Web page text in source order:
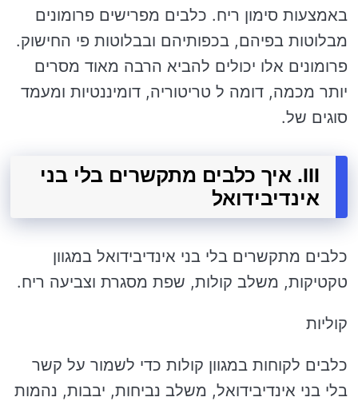
באמצעות סימון ריח. כלבים מפרישים פרומונים
מבלוטות בפיהם, בכפותיהם ובבלוטות פי החישוק.
פרומונים אלו יכולים להביא הרבה מאוד מסרים
יותר מכמה, דומה ל טריטוריה, דומיננטיות ומעמד
סוגים של.
III. איך כלבים מתקשרים בלי בני
אינדיבידואל
כלבים מתקשרים בלי בני אינדיבידואל במגוון
טקטיקות, משלב קולות, שפת מסגרת וצביעה ריח.
קוליות
כלבים לקוחות במגוון קולות כדי לשמור על קשר
בלי בני אינדיבידואל, משלב נביחות, יבבות, נהמות